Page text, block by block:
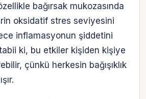
bağırsak mukozasında
oksidatif stres seviyesini
inflamasyonun şiddetini
ki, bu etkiler kişiden kişiye
çünkü herkesin bağışıklık